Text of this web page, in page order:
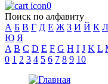
0
Поиск по алфавиту
А Б В Г Д Е Ж З И Й К Л
Ю Я
A B C D E F G H I J K L
0 1 2 3 4 5 6 7 8 9 10